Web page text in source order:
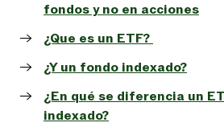
fondos y no en acciones
¿Que es un ETF?
¿Y un fondo indexado?
¿En qué se diferencia un
indexado?